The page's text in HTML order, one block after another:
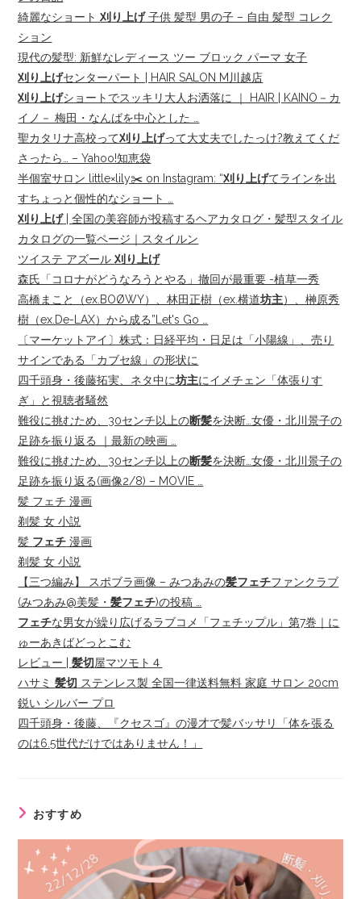
綺麗なショート刈り上げ子供 髪型 男の子 – 自由 髪型 コレク
ション
現代の髪型: 新鮮なレディース ツー ブロック パーマ 女子
刈り上げセンターパート | HAIR SALON M川越店
刈り上げショートでスッキリ大人お洒落に ｜ HAIR | KAINO－カ
イノ－ 梅田・なんばを中心とした …
聖カタリナ高校って刈り上げって大丈夫でしたっけ?教えてくだ
さったら… – Yahoo!知恵袋
半個室サロン little×lily✂️ on Instagram: “刈り上げてラインを出
すちょっと個性的なショート …
刈り上げ| 全国の美容師が投稿するヘアカタログ・髪型スタイル
カタログの一覧ページ｜スタイルン
ツイステ アズール刈り上げ
森氏「コロナがどうなろうとやる」撤回が最重要 -植草一秀
高橋まこと（ex.BOØWY）、林田正樹（ex.横道坊主）、榊原秀
樹（ex.De-LAX）から成る”Let's Go …
〔マーケットアイ〕株式：日経平均・日足は「小陽線」、売り
サインである「カブセ線」の形状に
四千頭身・後藤拓実、ネタ中に坊主にイメチェン「体張りす
ぎ」と視聴者騒然
難役に挑むため、30センチ以上の断髪を決断…女優・北川景子の
足跡を振り返る ｜最新の映画 …
難役に挑むため、30センチ以上の断髪を決断…女優・北川景子の
足跡を振り返る(画像2/8) – MOVIE …
髪 フェチ 漫画
剃髪 女 小説
髪 フェチ 漫画
剃髪 女 小説
【三つ編み】 スポブラ画像 – みつあみの髪フェチファンクラブ
(みつあみ@美髪・髪フェチ)の投稿 …
フェチな男女が繰り広げるラブコメ「フェチップル」第7巻｜に
ゅーあきばどっとこむ
レビュー |髪切屋マツモト４
ハサミ髪切 ステンレス製 全国一律送料無料 家庭 サロン 20cm
鋭い シルバー プロ
四千頭身・後藤、『クセスゴ』の漫才で髪バッサリ「体を張る
のは6.5世代だけではありません！」
おすすめ